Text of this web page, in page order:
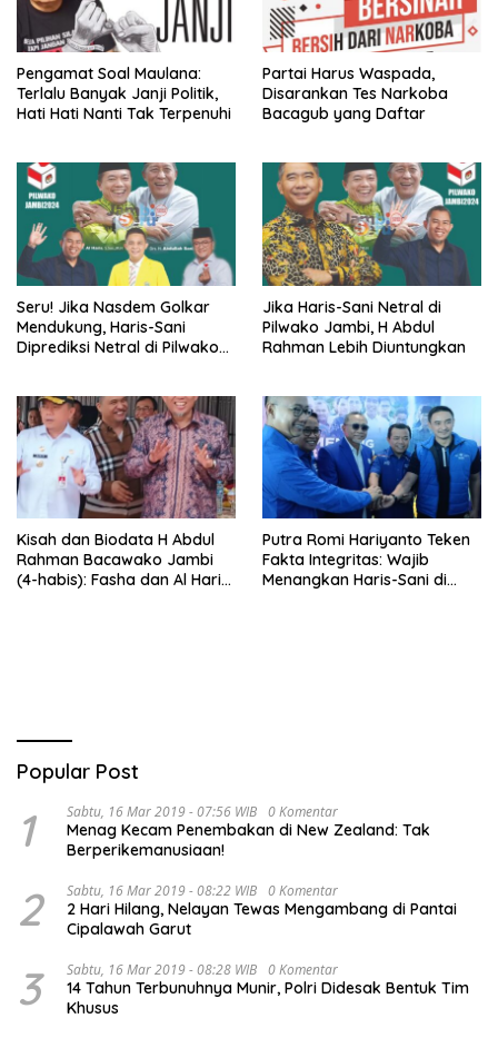
Pengamat Soal Maulana:
Terlalu Banyak Janji Politik,
Hati Hati Nanti Tak Terpenuhi
Partai Harus Waspada,
Disarankan Tes Narkoba
Bacagub yang Daftar
Seru! Jika Nasdem Golkar
Mendukung, Haris-Sani
Diprediksi Netral di Pilwako
Jika Haris-Sani Netral di
Pilwako Jambi, H Abdul
Rahman Lebih Diuntungkan
Kisah dan Biodata H Abdul
Rahman Bacawako Jambi
(4-habis): Fasha dan Al Haris,
Putra Romi Hariyanto Teken
Fakta Integritas: Wajib
Menangkan Haris-Sani di
Popular Post
1 Sabtu, 16 Mar 2019 - 07:56 WIB 0 Komentar
Menag Kecam Penembakan di New Zealand: Tak
Berperikemanusiaan!
2 Sabtu, 16 Mar 2019 - 08:22 WIB 0 Komentar
2 Hari Hilang, Nelayan Tewas Mengambang di Pantai
Cipalawah Garut
3 Sabtu, 16 Mar 2019 - 08:28 WIB 0 Komentar
14 Tahun Terbunuhnya Munir, Polri Didesak Bentuk Tim
Khusus